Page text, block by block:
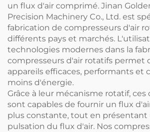
un flux d'air comprimé. Jinan
Precision Machinery Co., Ltd. est
fabrication de compresseurs d'air
différents pays et marchés.
technologies modernes dans la
compresseurs d'air rotatifs permet
appareils efficaces, performants et
moins d'énergie.
Grâce à leur mécanisme rotatif, ces
sont capables de fournir un flux
plus constante, tout en présentant
pulsation du flux d'air. Nos